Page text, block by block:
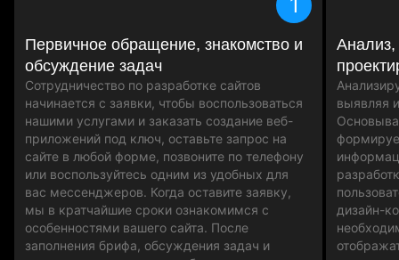
Первичное обращение, знакомство и
обсуждение задач
Сотрудничество по разработке сайтов
начинается с заявки, чтобы воспользоваться
нашими услугами и заказать создание веб-
приложений под ключ, оставьте запрос на
сайте в любой форме, позвоните по телефону
или воспользуйтесь одним из удобных для
вас мессенджеров. Когда оставите заявку,
мы в кратчайшие сроки ознакомимся с
особенностями вашего сайта. После
заполнения брифа, обсуждения задач и
выявляя
дизайн-